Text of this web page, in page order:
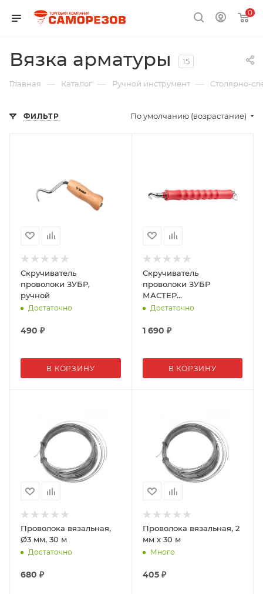
0
Вязка арматуры 15
Главная — Каталог — Ручной инструмент — Столярно-
ФИЛЬТР По умолчанию (возрастание)
Скручиватель
проволоки ЗУБР,
ручной
Достаточно
490 ₽
В КОРЗИНУ
Скручиватель
проволоки ЗУБР
МАСТЕР
автоматический, 310мм
Достаточно
1 690 ₽
В КОРЗИНУ
Проволока вязальная,
Ø3 мм, 30 м
Достаточно
680 ₽
Проволока вязальная, 2
мм х 30 м
Много
405₽